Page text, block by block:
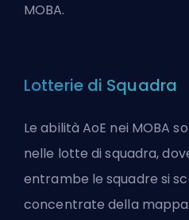
MOBA.
Lotterie di Squadra
Le abilità AoE nei MOBA
nelle lotte di squadra,
entrambe le squadre si
concentrate della